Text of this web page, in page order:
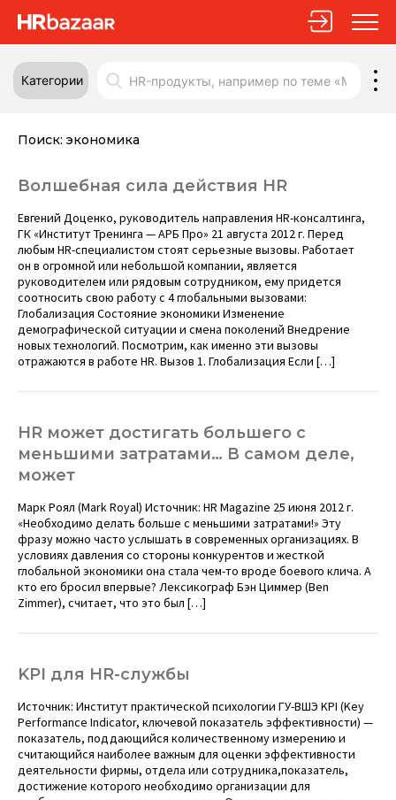
Категории
Поиск: экономика
Волшебная сила действия HR
Евгений Доценко, руководитель направления HR-консалтинга,
ГК «Институт Тренинга — АРБ Про» 21 августа 2012 г. Перед
любым HR-специалистом стоят серьезные вызовы. Работает
он в огромной или небольшой компании, является
руководителем или рядовым сотрудником, ему придется
соотносить свою работу с 4 глобальными вызовами:
Глобализация Состояние экономики Изменение
демографической ситуации и смена поколений Внедрение
новых технологий. Посмотрим, как именно эти вызовы
отражаются в работе HR. Вызов 1. Глобализация Если […]
HR может достигать большего с
меньшими затратами… В самом деле,
может
Марк Роял (Mark Royal) Источник: HR Magazine 25 июня 2012 г.
«Необходимо делать больше с меньшими затратами!» Эту
фразу можно часто услышать в современных организациях. В
условиях давления со стороны конкурентов и жесткой
глобальной экономики она стала чем-то вроде боевого клича. А
кто его бросил впервые? Лексикограф Бэн Циммер (Ben
Zimmer), считает, что это был […]
KPI для HR-службы
Источник: Институт практической психологии ГУ-ВШЭ KPI (Key
Performance Indicator, ключевой показатель эффективности) —
показатель, поддающийся количественному измерению и
считающийся наиболее важным для оценки эффективности
деятельности фирмы, отдела или сотрудника,показатель,
достижение которого необходимо организации для